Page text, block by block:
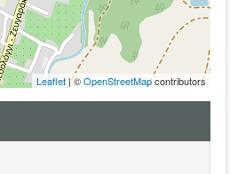
Leaflet| ©OpenStreetMapcontributors